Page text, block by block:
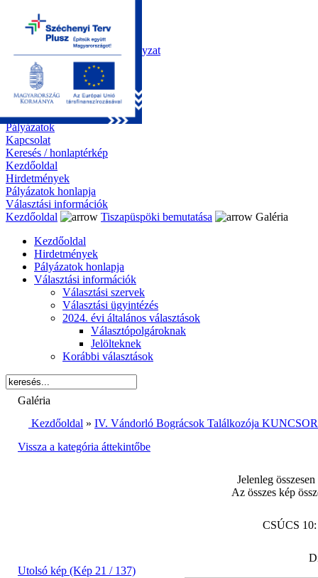
Kezdőoldal
Önkormányzat
Polgármesteri Hivatal
Roma Nemzetiségi Önkormányzat
Elektronikus ügyintézés
Közérdekű információk
Tiszapüspöki bemutatása
Galéria
Díjazottaink
Pályázatok
Kapcsolat
Keresés / honlaptérkép
Kezdőoldal
Hirdetmények
Pályázatok honlapja
Választási információk
Kezdőoldal
Tiszapüspöki bemutatása
Galéria
Kezdőoldal
Hirdetmények
Pályázatok honlapja
Választási információk
Választási szervek
Választási ügyintézés
2024. évi általános választások
Választópolgároknak
Jelölteknek
Korábbi választások
Galéria
Kezdőoldal » IV. Vándorló Bográcsok Találkozója
Vissza a kategória áttekintőbe
Jelenleg
Az összes kép
CSÚCS
Utolsó kép (Kép 21 / 137)